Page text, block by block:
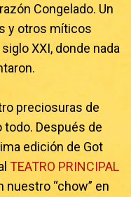
Congelado. Un
y otros míticos
XXI, donde nada
preciosuras de
todo. Después de
edición de Got
TEATRO PRINCIPAL
“chow” en